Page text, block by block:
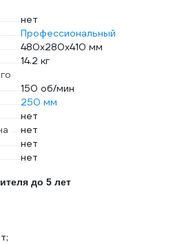
нет
Профессиональный
480х280х410 мм
14.2 кг
150 об/мин
250 мм
нет
нет
нет
нет
до 5 лет